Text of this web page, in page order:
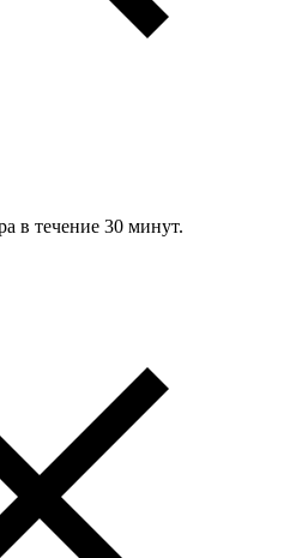
в течение 30 минут.